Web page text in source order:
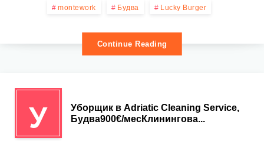
montework Будва Lucky Burger
Continue Reading
У
Уборщик в Adriatic Cleaning Service,
Будва900€/месКлинингова...